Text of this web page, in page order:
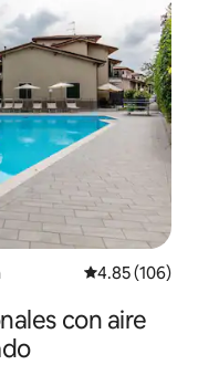
Calificación
4.85 (106)
con aire